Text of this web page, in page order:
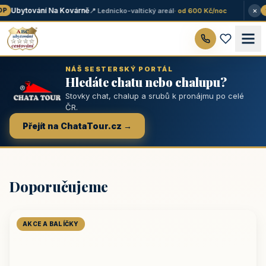
Ubytování Na Kovárně📍 Lednicko-valtický areál· od 600 Kč/noc ★
×
NÁŠ SESTERSKÝ PORTÁL
Hledáte chatu nebo chalupu?
Stovky chat, chalup a srubů k pronájmu po celé
ČR.
Přejít na ChataTour.cz →
Doporučujeme
AKCE A BALÍČKY